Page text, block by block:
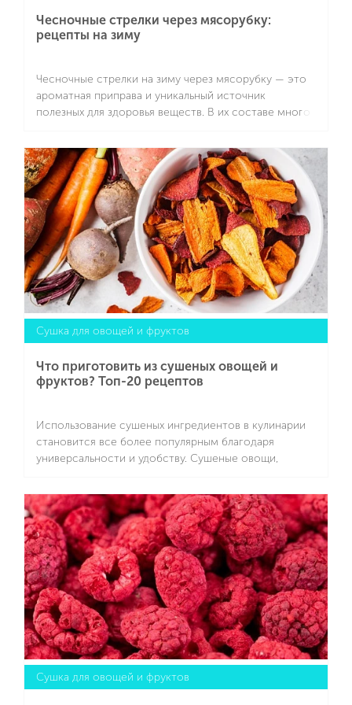
Чесночные стрелки через мясорубку:
рецепты на зиму
Чесночные стрелки на зиму через мясорубку — это
ароматная приправа и уникальный источник
полезных для здоровья веществ. В их составе много
помогают противостоять простудам зимой.
Эфирные масла и фитонциды действуют как
природные антисептики, поддерживая организм в
борьбе с вирусами и бактериями. Кроме того,
чесночные стрелки богаты клетчаткой,
способствующей хорошему пищеварению, и
микроэлементами, полезными для сердца и сосудов.
Их регулярное употребление улучшает обмен
веществ, нормализует давление и придает бодрости.
Подробнее
Сушка для овощей и фруктов
Что приготовить из сушеных овощей и
фруктов? Топ-20 рецептов
Использование сушеных ингредиентов в кулинарии
становится все более популярным благодаря
универсальности и удобству. Сушеные овощи,
питательные вещества, аромат и вкус свежих
продуктов, при этом не требуют срочной
переработки или хранения в холодильнике. Они
позволяют готовить блюда вне сезона, экономят
время на подготовку — многие из них достаточно
замочить в воде или сразу добавлять в супы, соусы и
рагу, не тратя часы на нарезку и очистку.
Подробнее
Сушка для овощей и фруктов